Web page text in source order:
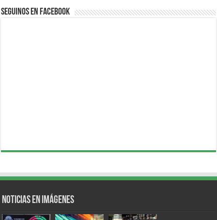
Seguinos en Facebook
Noticias en Imágenes